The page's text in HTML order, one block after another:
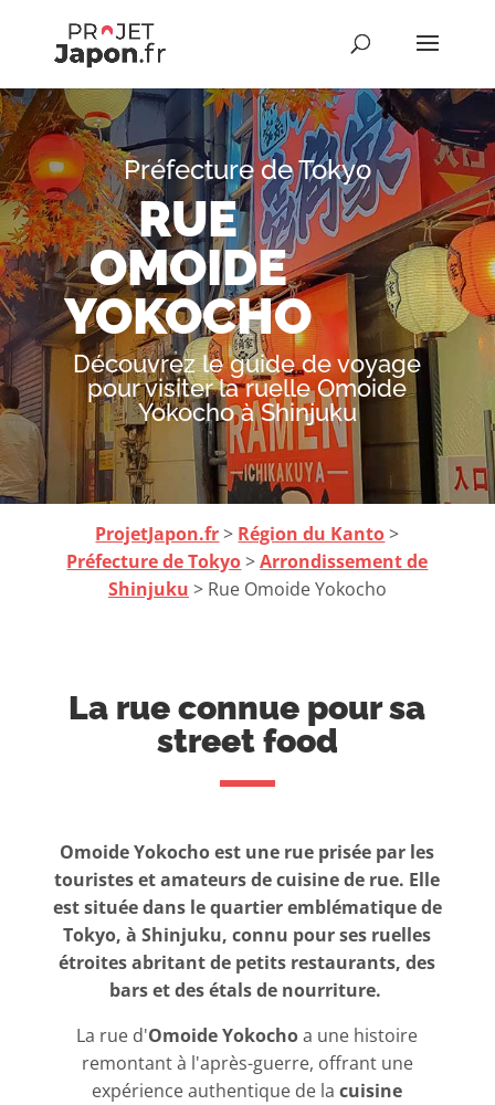
Préfecture de Tokyo
RUE
OMOIDE
YOKOCHO
Découvrez le guide de voyage
pour visiter la ruelle Omoide
Yokocho à Shinjuku
ProjetJapon.fr> Région du Kanto>
Préfecture de Tokyo>Arrondissement de
Shinjuku > Rue Omoide Yokocho
La rue connue pour sa
street food
Omoide Yokocho est une rue prisée par les
touristes et amateurs de cuisine de rue. Elle
est située dans le quartier emblématique de
Tokyo, à Shinjuku, connu pour ses ruelles
étroites abritant de petits restaurants, des
bars et des étals de nourriture.
La rue d'Omoide Yokochoa une histoire
remontant à l'après-guerre, offrant une
expérience authentique de lacuisine